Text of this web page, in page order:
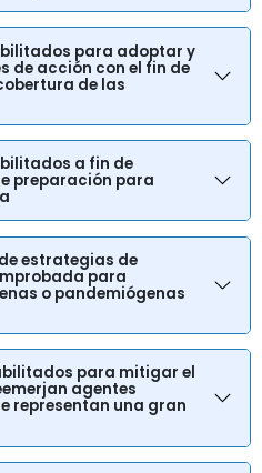
para adoptar y
de acción con el fin de
de las
a fin de
preparación para
estrategias de
para
o pandemiógenas
para mitigar el
agentes
representan una gran